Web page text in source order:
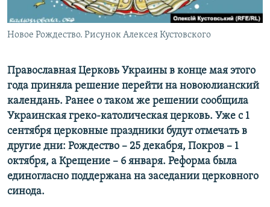
Все сайты RFE/RL
Новое Рождество. Рисунок Алексея Кустовского
Православная Церковь Украины в конце мая этого
года приняла решение перейти на новоюлианский
календань. Ранее о таком же решении сообщила
Украинская греко-католическая церковь. Уже с 1
сентября церковные праздники будут отмечать в
другие дни: Рождество – 25 декабря, Покров – 1
октября, а Крещение – 6 января. Реформа была
единогласно поддержана на заседании церковного
синода.